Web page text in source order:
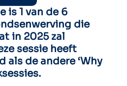
is 1 van de 6
die
in 2025 zal
sessie heeft
als de andere ‘Why